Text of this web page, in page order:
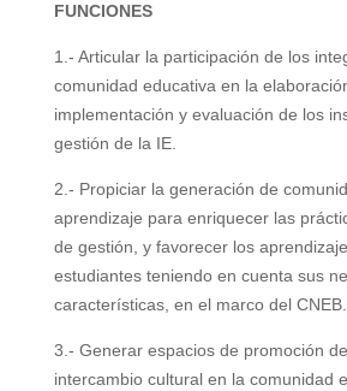
FUNCIONES
1.- Articular la participación de los
comunidad educativa en la
implementación y evaluación de los
gestión de la IE.
2.- Propiciar la generación de
aprendizaje para enriquecer las
de gestión, y favorecer los
estudiantes teniendo en cuenta sus
características, en el marco del CNEB.
3.- Generar espacios de promoción
intercambio cultural en la comunidad